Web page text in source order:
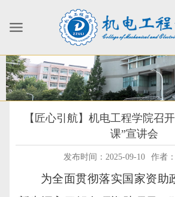
【匠心引航】机电工程学院召
课”宣讲会
发布时间：2025-09-10 作者：
为全面贯彻落实国家资助